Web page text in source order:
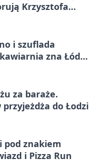
Krzysztofa
i szuflada
zna Łódź
za baraże.
przyjeżdża do Łodzi
pod znakiem
i Pizza Run